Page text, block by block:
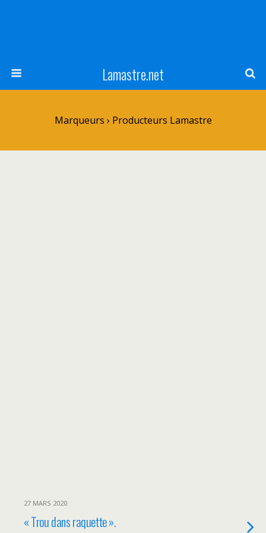
Lamastre.net
Marqueurs › Producteurs Lamastre
27 MARS 2020
« Trou dans raquette ».